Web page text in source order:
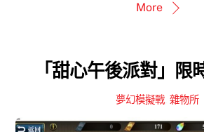
More
「甜心午後派對」限
夢幻模擬戰, 雜物所